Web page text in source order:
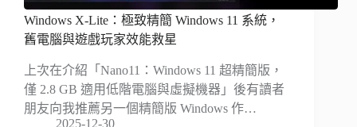
Windows X-Lite：極致精簡 Windows 11 系統，
舊電腦與遊戲玩家效能救星
上次在介紹「Nano11：Windows 11 超精簡版，
僅 2.8 GB 適用低階電腦與虛擬機器」後有讀者
朋友向我推薦另一個精簡版 Windows 作…
2025-12-30